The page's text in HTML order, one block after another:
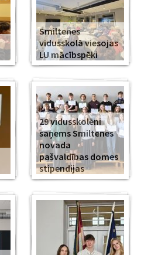
Smiltenes
vidusskolā viesojas
LU mācībspēki
29 vidusskolēni
saņems Smiltenes
novada
pašvaldības domes
stipendijas